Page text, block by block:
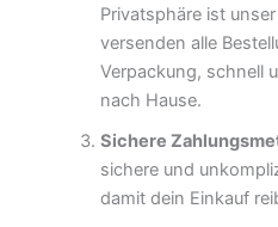
Privatsphäre ist
versenden alle
Verpackung, schnell
nach Hause.
Sichere
sichere und
damit dein Einkauf